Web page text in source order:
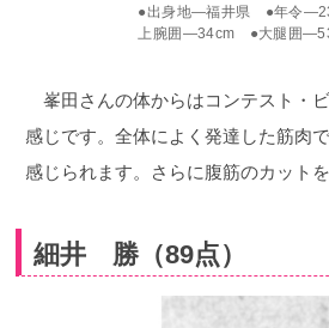
●出身地―福井県 ●年令
上腕囲―34cm ●大腿囲
峯田さんの体からはコンテスト・
感じです。全体によく発達した筋肉
感じられます。さらに腹筋のカット
細井 勝（89点）